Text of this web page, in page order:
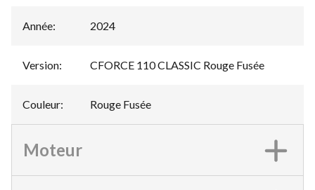
Année: 2024
Version: CFORCE 110 CLASSIC Rouge Fusée
Couleur: Rouge Fusée
Moteur